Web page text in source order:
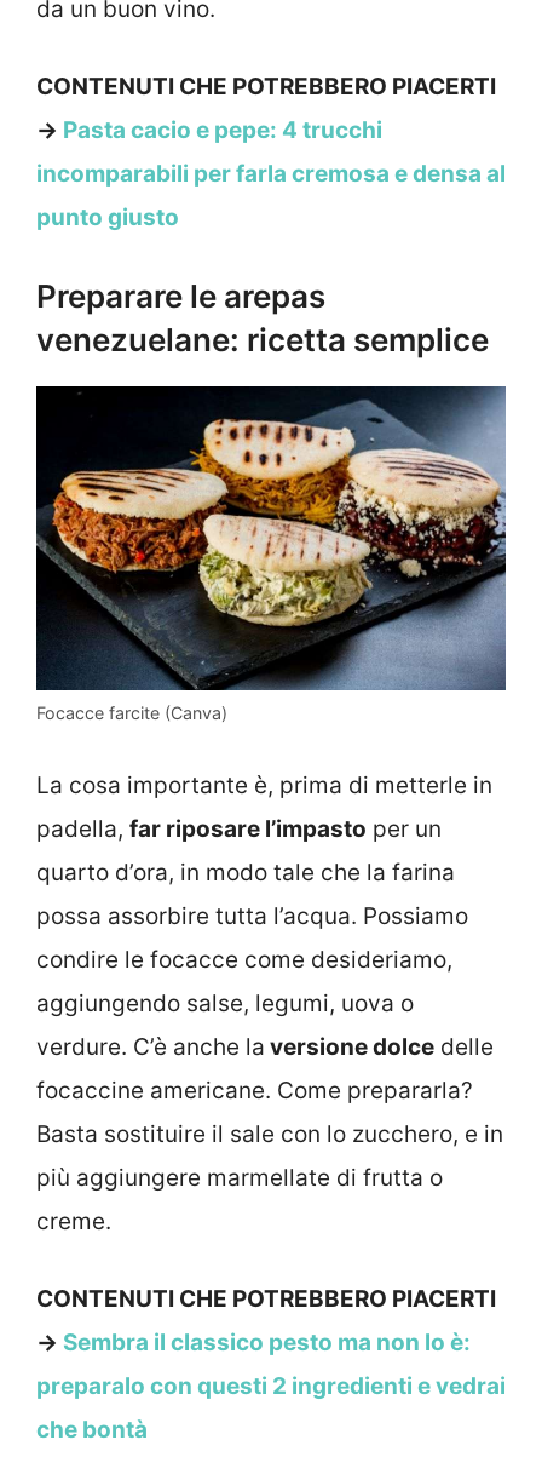
da un buon vino.
CONTENUTI CHE POTREBBERO PIACERTI
→ Pasta cacio e pepe: 4 trucchi
incomparabili per farla cremosa e densa al
punto giusto
Preparare le arepas
venezuelane: ricetta semplice
Focacce farcite (Canva)
La cosa importante è, prima di metterle in
padella, far riposare l’impasto per un
quarto d’ora, in modo tale che la farina
possa assorbire tutta l’acqua. Possiamo
condire le focacce come desideriamo,
aggiungendo salse, legumi, uova o
verdure. C’è anche la versione dolce delle
focaccine americane. Come prepararla?
Basta sostituire il sale con lo zucchero, e in
più aggiungere marmellate di frutta o
creme.
CONTENUTI CHE POTREBBERO PIACERTI
→ Sembra il classico pesto ma non lo è:
preparalo con questi 2 ingredienti e vedrai
che bontà